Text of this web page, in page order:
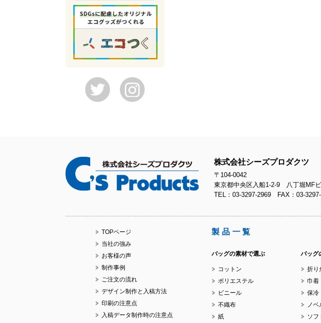
株式会社シーズプロダクツ
〒104-0042
東京都中央区入船1-2-9 八丁堀MF
TEL：03-3297-2969 FAX：03-
TOPページ
当社の強み
お客様の声
制作事例
ご注文の流れ
デザイン制作と入稿方法
印刷の注意点
入稿データ制作時の注意点
製品一覧
バッグの素材で選ぶ
コットン
ポリエステル
ビニール
不織布
紙
バッグ
折り
巾着
保冷
ノベ
ソフ